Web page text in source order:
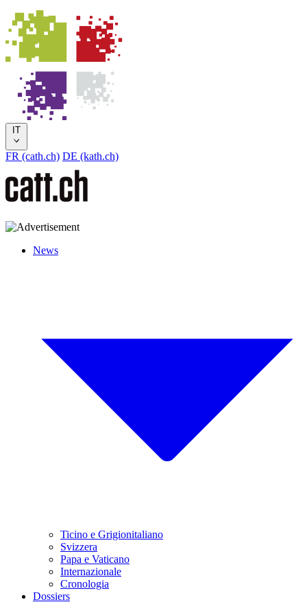
IT
FR (cath.ch) DE (kath.ch)
News
Ticino e Grigionitaliano
Svizzera
Papa e Vaticano
Internazionale
Cronologia
Dossiers